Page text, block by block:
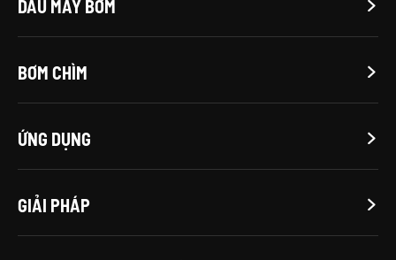
DẦU MÁY BƠM 
BƠM CHÌM 
ỨNG DỤNG 
GIẢI PHÁP 